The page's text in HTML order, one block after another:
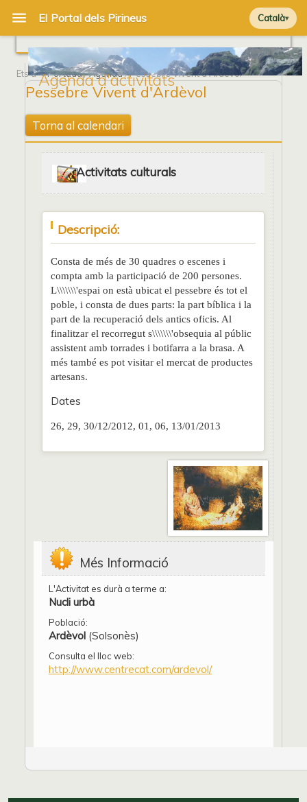
Català
Agenda d'activitats
Ets a Portada/Agenda/ Pessebre Vivent d'Ardèvol
Pessebre Vivent d'Ardèvol
Torna al calendari
Activitats culturals
Descripció:
Consta de més de 30 quadres o escenes i
compta amb la participació de 200 persones.
L\\\\\\\'espai on està ubicat el pessebre és tot el
poble, i consta de dues parts: la part bíblica i la
part de la recuperació dels antics oficis. Al
finalitzar el recorregut s\\\\\\\'obsequia al públic
assistent amb torrades i botifarra a la brasa. A
més també es pot visitar el mercat de productes
artesans.
Dates
26, 29, 30/12/2012, 01, 06, 13/01/2013
Més Informació
L'Activitat es durà a terme a:
Nucli urbà
Població:
Ardèvol (Solsonès)
Consulta el lloc web:
http://www.centrecat.com/ardevol/